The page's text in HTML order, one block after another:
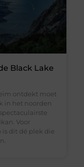
Black Lake
ontdekt moet
in het noorden
Voor
dit dé plek die